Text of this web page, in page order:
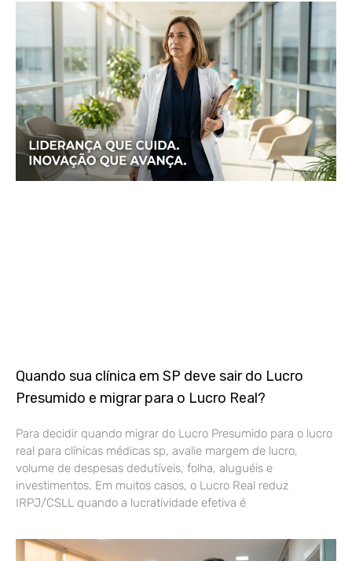
Quando sua clínica em SP deve sair do Lucro
Presumido e migrar para o Lucro Real?
Para decidir quando migrar do Lucro Presumido para o lucro
real para clínicas médicas sp, avalie margem de lucro,
volume de despesas dedutíveis, folha, aluguéis e
investimentos. Em muitos casos, o Lucro Real reduz
IRPJ/CSLL quando a lucratividade efetiva é